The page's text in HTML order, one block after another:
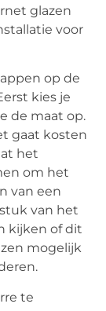
glazen
voor
op de
kies je
de maat op.
gaat kosten
het
om het
van een
van het
kijken of dit
mogelijk
te